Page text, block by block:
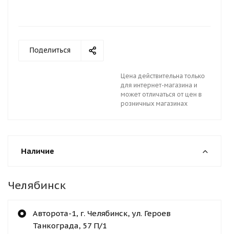
Поделиться
Цена действительна только
для интернет-магазина и
может отличаться от цен в
розничных магазинах
Наличие
Челябинск
Авторота-1, г. Челябинск, ул. Героев
Танкограда, 57 П/1